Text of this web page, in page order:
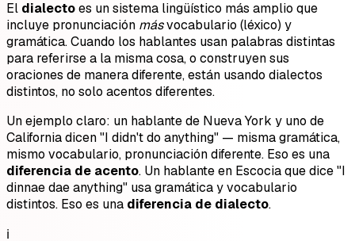
El dialectoes un sistema lingüístico más amplio que
incluye pronunciación másvocabulario (léxico) y
gramática. Cuando los hablantes usan palabras distintas
para referirse a la misma cosa, o construyen sus
oraciones de manera diferente, están usando dialectos
distintos, no solo acentos diferentes.
Un ejemplo claro: un hablante de Nueva York y uno de
California dicen "I didn't do anything" — misma gramática,
mismo vocabulario, pronunciación diferente. Eso es una
diferencia de acento. Un hablante en Escocia que dice "I
dinnae dae anything" usa gramática y vocabulario
distintos. Eso es una diferencia de dialecto.
ℹ️